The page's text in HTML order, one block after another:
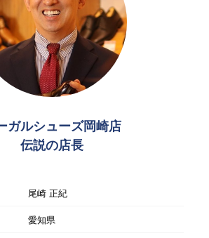
ガルシューズ岡崎店
伝説の店長
尾崎 正紀
愛知県